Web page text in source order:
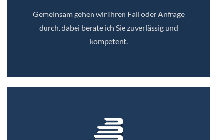
Gemeinsam gehen wir Ihren Fall oder Anfrage
durch, dabei berate ich Sie zuverlässig und
kompetent.